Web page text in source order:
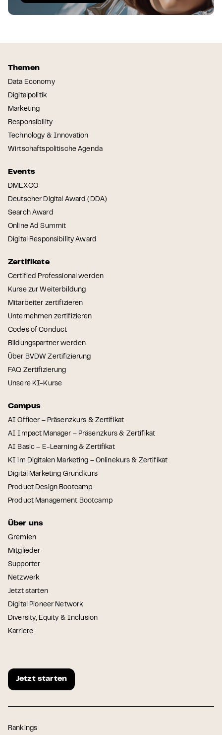
Themen
Data Economy
Digitalpolitik
Marketing
Responsibility
Technology & Innovation
Wirtschaftspolitische Agenda
Events
DMEXCO
Deutscher Digital Award (DDA)
Search Award
Online Ad Summit
Digital Responsibility Award
Zertifikate
Certified Professional werden
Kurse zur Weiterbildung
Mitarbeiter zertifizieren
Unternehmen zertifizieren
Codes of Conduct
Bildungspartner werden
Über BVDW Zertifizierung
FAQ Zertifizierung
Unsere KI-Kurse
Campus
AI Officer – Präsenzkurs & Zertifikat
AI Impact Manager – Präsenzkurs & Zertifikat
AI Basic – E-Learning & Zertifikat
KI im Digitalen Marketing – Onlinekurs & Zertifikat
Digital Marketing Grundkurs
Product Design Bootcamp
Product Management Bootcamp
Über uns
Gremien
Mitglieder
Supporter
Netzwerk
Jetzt starten
Digital Pioneer Network
Diversity, Equity & Inclusion
Karriere
Jetzt starten
Rankings